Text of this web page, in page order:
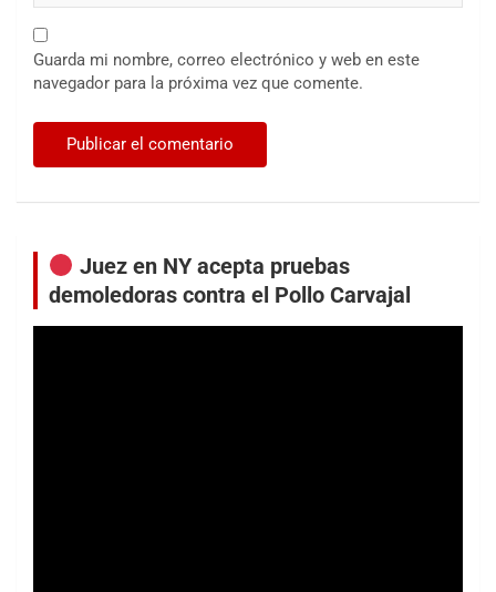
Guarda mi nombre, correo electrónico y web en este
navegador para la próxima vez que comente.
Juez en NY acepta pruebas
demoledoras contra el Pollo Carvajal